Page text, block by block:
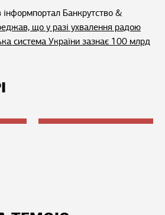
Банкрутство &
що у разі ухвалення радою
система України зазнає 100 млрд